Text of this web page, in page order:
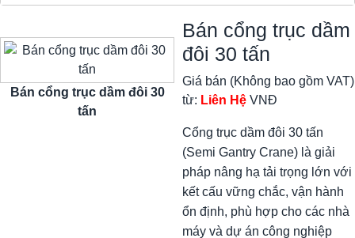
Bán cổng trục dầm đôi 30
tấn
Bán cổng trục dầm
đôi 30 tấn
Giá bán (Không bao gồm VAT)
từ: Liên Hệ VNĐ
Cổng trục dầm đôi 30 tấn
(Semi Gantry Crane) là giải
pháp nâng hạ tải trọng lớn với
kết cấu vững chắc, vận hành
ổn định, phù hợp cho các nhà
máy và dự án công nghiệp